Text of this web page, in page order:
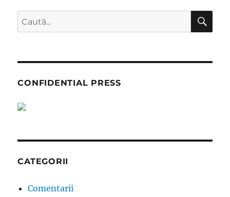
Caută
după:
CONFIDENTIAL PRESS
CATEGORII
Comentarii